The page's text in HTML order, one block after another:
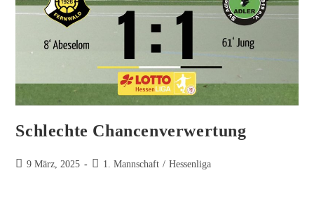
Schlechte Chancenverwertung
9 März, 2025 1. Mannschaft / Hessenliga